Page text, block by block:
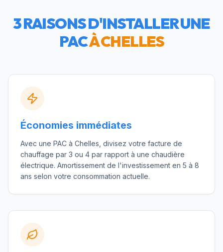
3 RAISONS D'INSTALLER UNE
PACÀCHELLES
Économies immédiates
Avec une PAC à Chelles, divisez votre facture de
chauffage par 3 ou 4 par rapport à une chaudière
électrique. Amortissement de l'investissement en 5 à 8
ans selon votre consommation actuelle.